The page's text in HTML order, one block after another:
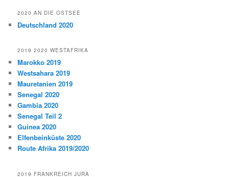
2020 AN DIE OSTSEE
Deutschland 2020
2019 2020 WESTAFRIKA
Marokko 2019
Westsahara 2019
Mauretanien 2019
Senegal 2020
Gambia 2020
Senegal Teil 2
Guinea 2020
Elfenbeinküste 2020
Route Afrika 2019/2020
2019 FRANKREICH JURA